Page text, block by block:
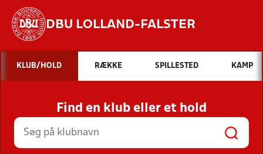
DBU LOLLAND-FALSTER
Hvad vil du søge efter?
INDHOLD OG NYHEDER
STILLINGER, RESULTATER, KLUBBER OG
HOLD
KLUB/HOLD RÆKKE SPILLESTED KAMP
Find en klub eller et hold